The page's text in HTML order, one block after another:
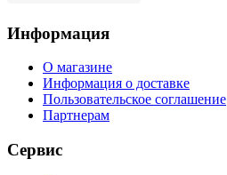
Информация
О магазине
Информация о доставке
Пользовательское соглашение
Партнерам
Сервис